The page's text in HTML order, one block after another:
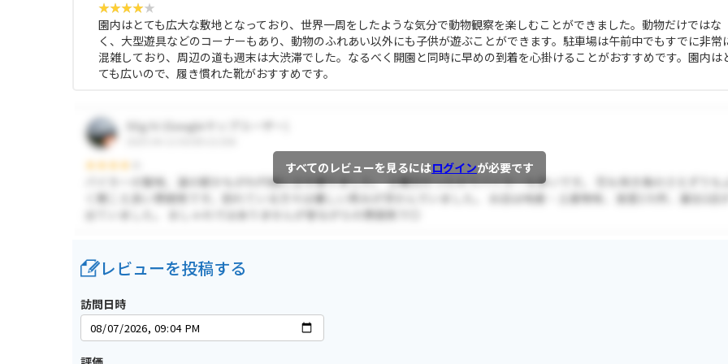
園内はとても広大な敷地となっており、世界一周をしたような気分で動物観察を楽しむことができました。動物だけではな
く、大型遊具などのコーナーもあり、動物のふれあい以外にも子供が遊ぶことができます。駐車場は午前中でもすでに非常
混雑しており、周辺の道も週末は大渋滞でした。なるべく開園と同時に早めの到着を心掛けることがおすすめです。園内は
ても広いので、履き慣れた靴がおすすめです。
すべてのレビューを見るにはログインが必要です
レビューを投稿する
訪問日時